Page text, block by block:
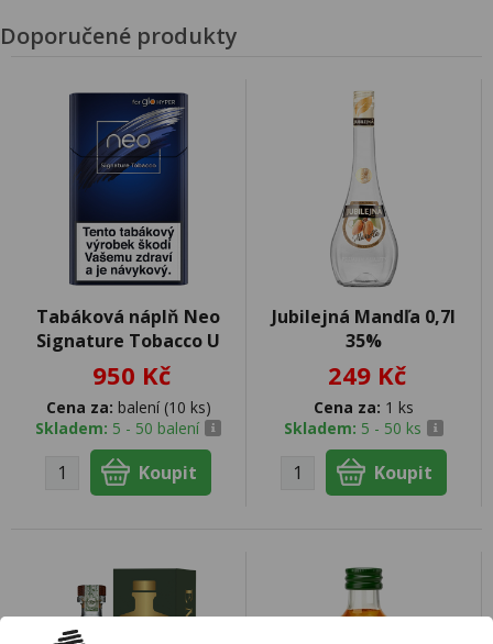
Doporučené produkty
Tabáková náplň Neo
Signature Tobacco U
950 Kč
Cena za: balení (10 ks)
Skladem: 5 - 50 balení
Jubilejná Mandľa 0,7l
35%
249 Kč
Cena za: 1 ks
Skladem: 5 - 50 ks